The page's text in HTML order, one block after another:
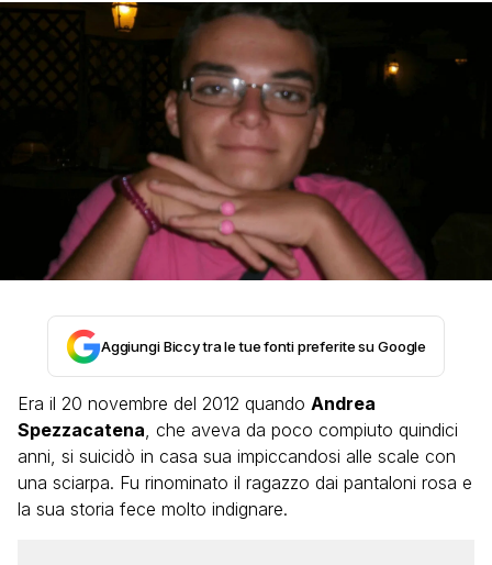
Aggiungi Biccy tra le tue fonti preferite su Google
Era il 20 novembre del 2012 quando Andrea
Spezzacatena , che aveva da poco compiuto quindici
anni, si suicidò in casa sua impiccandosi alle scale con
una sciarpa. Fu rinominato il ragazzo dai pantaloni rosa e
la sua storia fece molto indignare.